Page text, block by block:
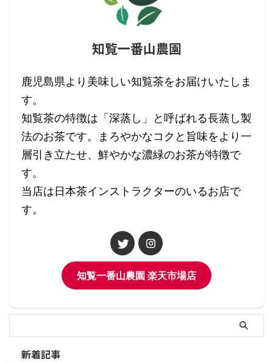
知覧一番山農園
鹿児島県より美味しい知覧茶をお届けいたしま
す。
知覧茶の特徴は「深蒸し」と呼ばれる長蒸し製
法のお茶です。まろやかなコクと旨味をより一
層引き立たせ、鮮やかな濃緑のお茶が特徴で
す。
当店は日本茶インストラクターのいるお店で
す。
知覧一番山農園 楽天市場店
新着記事